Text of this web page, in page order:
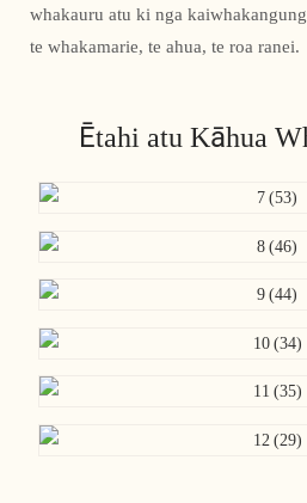
whakauru atu ki nga
te whakamarie, te ahua, te roa ranei.
Ētahi atu Kāhua